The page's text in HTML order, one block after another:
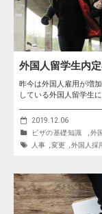
外国人留学生内
昨今は外国人雇用が増
している外国人留学生
2019.12.06
ビザの基礎知識
外
人事
変更 外国人採